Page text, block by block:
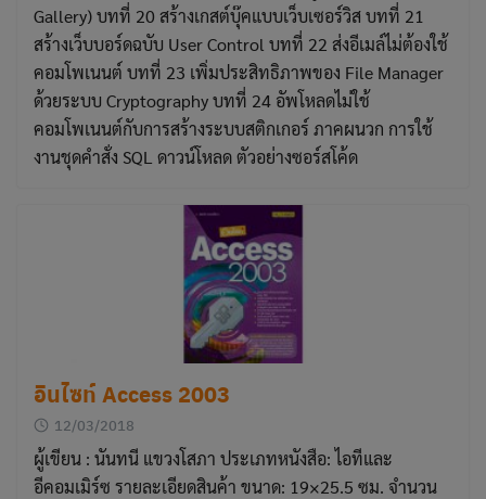
Gallery) บทที่ 20 สร้างเกสต์บุ๊คแบบเว็บเซอร์วิส บทที่ 21
สร้างเว็บบอร์ดฉบับ User Control บทที่ 22 ส่งอีเมล์ไม่ต้องใช้
คอมโพเนนต์ บทที่ 23 เพิ่มประสิทธิภาพของ File Manager
ด้วยระบบ Cryptography บทที่ 24 อัพโหลดไม่ใช้
คอมโพเนนต์กับการสร้างระบบสติกเกอร์ ภาคผนวก การใช้
งานชุดคำสั่ง SQL ดาวน์โหลด ตัวอย่างซอร์สโค้ด
อินไซท์ Access 2003
12/03/2018
ผู้เขียน : นันทนี แขวงโสภา ประเภทหนังสือ: ไอทีและ
อีคอมเมิร์ซ รายละเอียดสินค้า ขนาด: 19×25.5 ซม. จำนวน